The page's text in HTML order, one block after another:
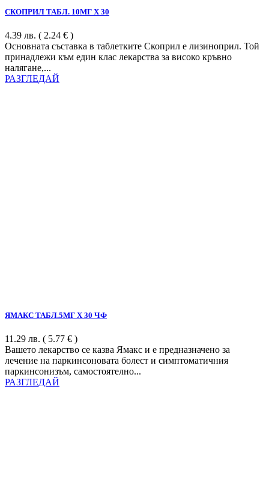
СКОПРИЛ ТАБЛ. 10МГ Х 30
4.39 лв. ( 2.24 € )
Основната съставка в таблетките Скоприл е лизиноприл. Той
принадлежи към един клас лекарства за високо кръвно
налягане,...
РАЗГЛЕДАЙ
ЯМАКС ТАБЛ.5МГ Х 30 ЧФ
11.29 лв. ( 5.77 € )
Вашето лекарство се казва Ямакс и е предназначено за
лечение на паркинсоновата болест и симптоматичния
паркинсонизъм, самостоятелно...
РАЗГЛЕДАЙ